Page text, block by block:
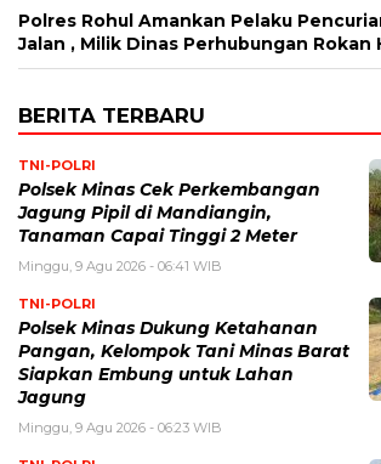
Polres Rohul Amankan Pelaku
Jalan , Milik Dinas Perhubungan Rokan
BERITA TERBARU
TNI-POLRI
Polsek Minas Cek Perkembangan
Jagung Pipil di Mandiangin,
Tanaman Capai Tinggi 2 Meter
Minggu, 9 Agu 2026 - 06:41 WIB
TNI-POLRI
Polsek Minas Dukung Ketahanan
Pangan, Kelompok Tani Minas Barat
Siapkan Embung untuk Lahan
Jagung
Minggu, 9 Agu 2026 - 06:23 WIB